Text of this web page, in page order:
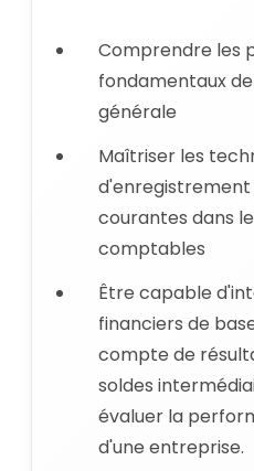
Comprendre les
fondamentaux
générale
Maîtriser les
courantes dans
comptables
Être capable
financiers de
compte de
soldes
évaluer la
d'une entreprise.